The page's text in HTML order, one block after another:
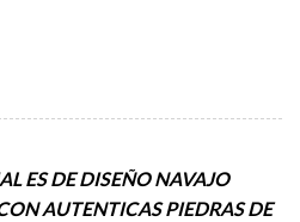
ES DE DISEÑO NAVAJO
AUTENTICAS PIEDRAS DE